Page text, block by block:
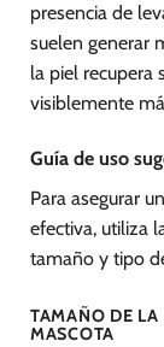
presencia de
suelen generar
la piel recupera
visiblemente
Guía de uso
Para asegurar
efectiva, utiliza
tamaño y tipo
TAMAÑO DE LA
MASCOTA